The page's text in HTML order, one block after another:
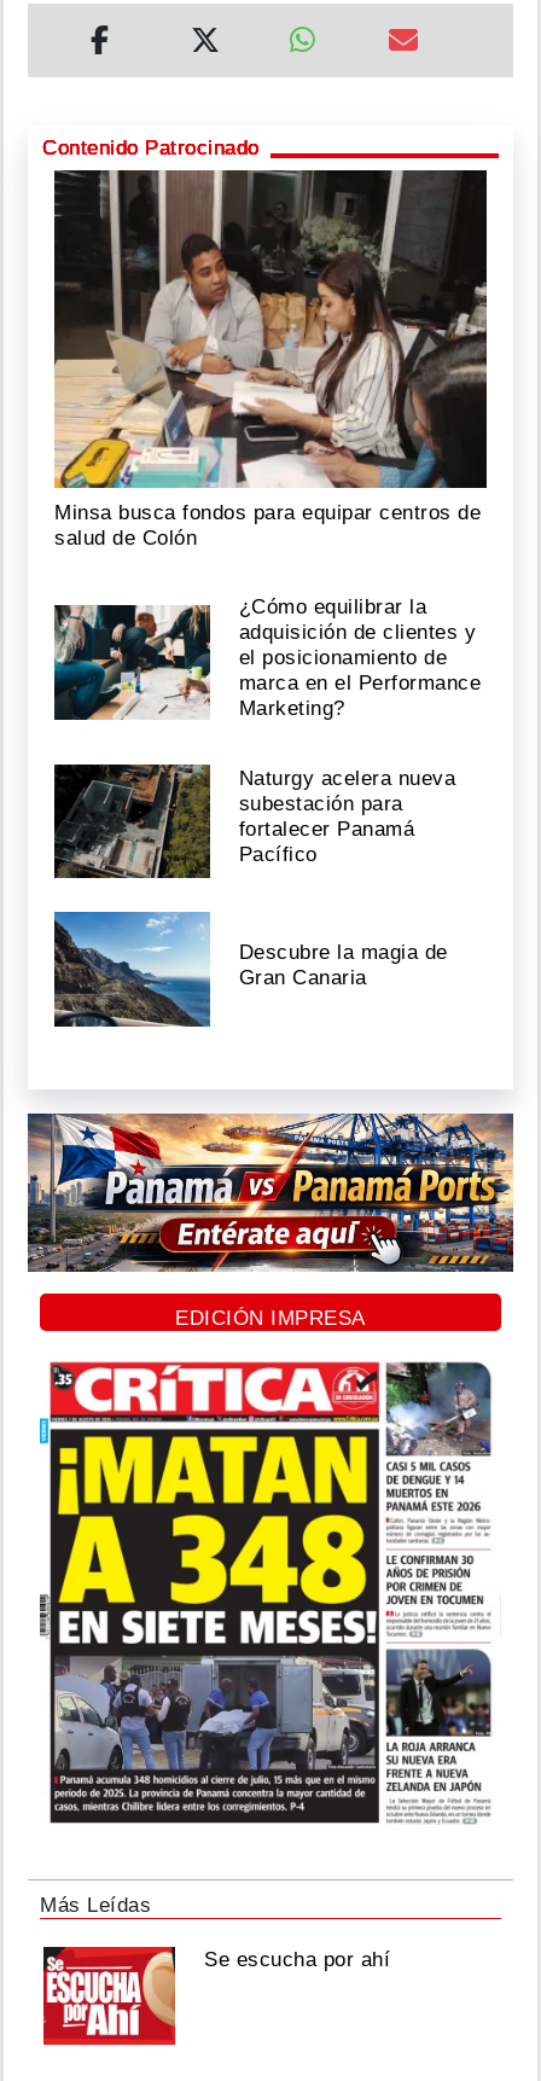
Contenido Patrocinado
Minsa busca fondos para equipar centros de
salud de Colón
¿Cómo equilibrar la
adquisición de clientes y
el posicionamiento de
marca en el Performance
Marketing?
Naturgy acelera nueva
subestación para
fortalecer Panamá
Pacífico
Descubre la magia de
Gran Canaria
EDICIÓN IMPRESA
Más Leídas
Se escucha por ahí